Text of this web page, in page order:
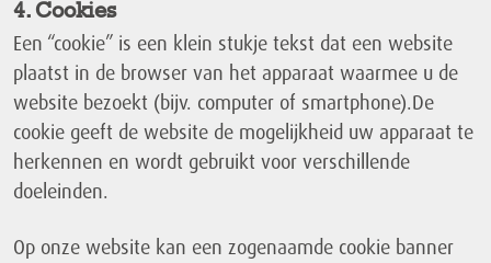
4. Cookies
Een “cookie” is een klein stukje tekst dat een website
plaatst in de browser van het apparaat waarmee u de
website bezoekt (bijv. computer of smartphone).De
cookie geeft de website de mogelijkheid uw apparaat te
herkennen en wordt gebruikt voor verschillende
doeleinden.
Op onze website kan een zogenaamde cookie banner